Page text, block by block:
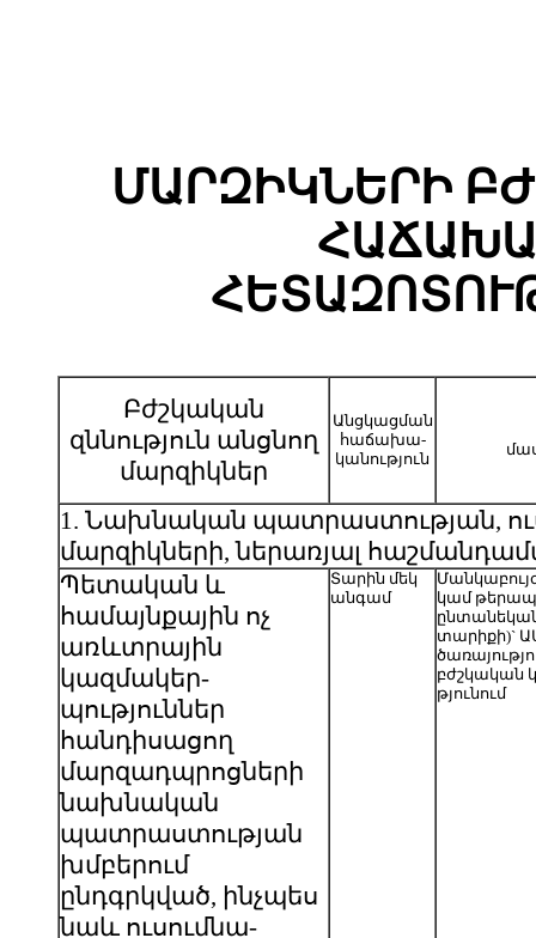
ՄԱՐԶԻԿՆԵՐԻ
Բժշկական
զննություն անցնող
մարզիկներ
Անցկացման
հաճախա-
կանություն
1. Նախնական պատրաստության,
մարզիկների, ներառյալ
Պետական և
համայնքային ոչ
առևտրային
կազմակեր-
պություններ
հանդիսացող
մարզադպրոցների
նախնական
պատրաստության
խմբերում
ընդգրկված, ինչպես
նաև ուսումնա-
Տարին մեկ
անգամ
կամ
տարիքի)`
բժշկական
թյունում